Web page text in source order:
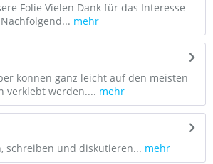
Folie Vielen Dank für das Interesse
mehr
können ganz leicht auf den meisten
verklebt werden.... mehr
schreiben und diskutieren... mehr